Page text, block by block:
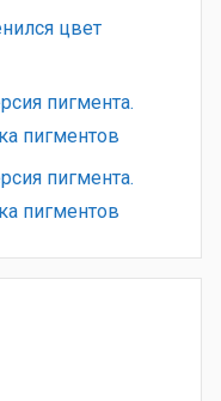
цвет
пигмента.
пигментов
пигмента.
пигментов